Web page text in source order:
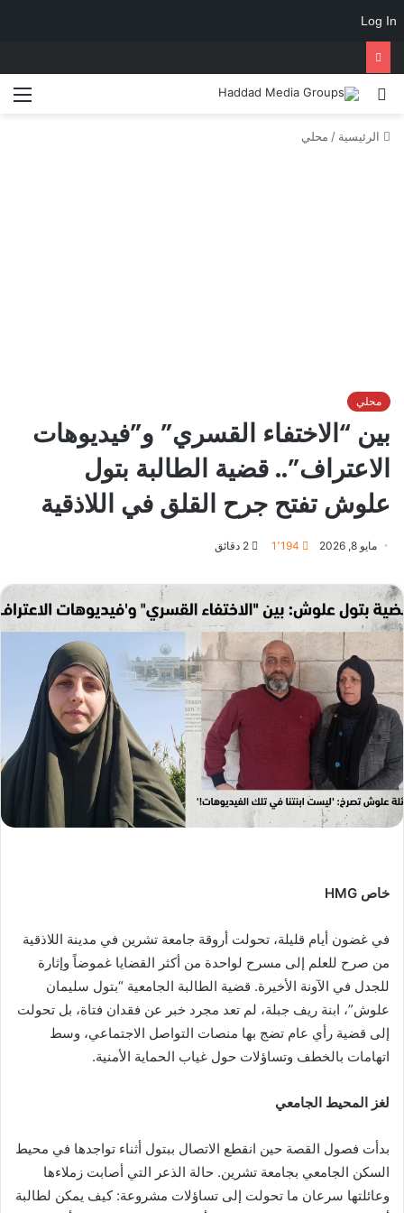
Log In
الرئيسية / محلي
محلي
بين “الاختفاء القسري” و”فيديوهات
الاعتراف”.. قضية الطالبة بتول
علوش تفتح جرح القلق في اللاذقية
مايو 8, 2026 1٬194
خاص
في غضون أيام قليلة، تحولت أروقة جامعة تشرين في مدينة اللاذقية
من صرح للعلم إلى مسرح لواحدة من أكثر القضايا غموضاً وإثارة
للجدل في الآونة الأخيرة. قضية الطالبة الجامعية “بتول سليمان
علوش”، ابنة ريف جبلة، لم تعد مجرد خبر عن فقدان فتاة، بل تحولت
إلى قضية رأي عام تضج بها منصات التواصل الاجتماعي، وسط
اتهامات بالخطف وتساؤلات حول غياب الحماية الأمنية.
لغز المحيط الجامعي
بدأت فصول القصة حين انقطع الاتصال ببتول أثناء تواجدها في محيط
السكن الجامعي بجامعة تشرين. حالة الذعر التي أصابت زملاءها
وعائلتها سرعان ما تحولت إلى تساؤلات مشروعة: كيف يمكن لطالبة